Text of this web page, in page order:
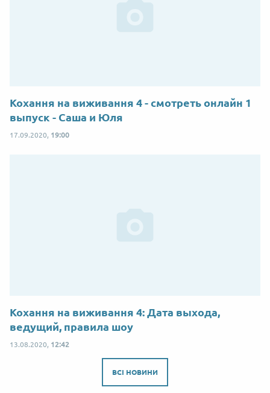
Кохання на виживання 4 - смотреть онлайн 1
выпуск - Саша и Юля
17.09.2020, 19:00
Кохання на виживання 4: Дата выхода,
ведущий, правила шоу
13.08.2020, 12:42
ВСІ НОВИНИ